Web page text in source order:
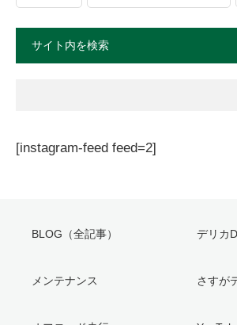
サイト内を検索
[instagram-feed feed=2]
BLOG（全記事） デリカ
メンテナンス さすが